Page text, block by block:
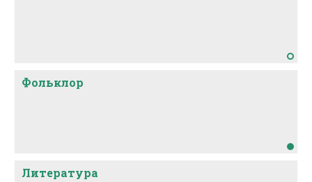
Фольклор
Литература